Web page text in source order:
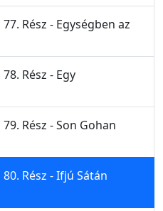
Rész - Egységben az
Rész - Egy
Rész - Son Gohan
Rész - Ifjú Sátán